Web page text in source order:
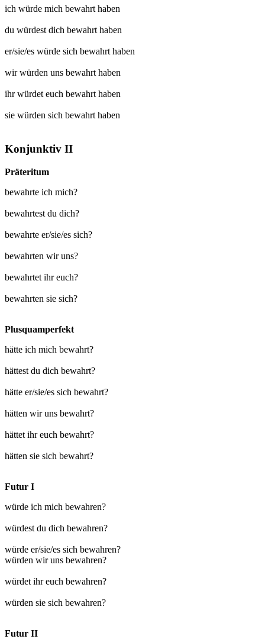
ich würde mich bewahrthaben
du würdest dich bewahrthaben
er/sie/es würde sich bewahrthaben
wir würden uns bewahrthaben
ihr würdet euch bewahrthaben
sie würden sich bewahrthaben
Konjunktiv II
Präteritum
bewahrte ich mich?
bewahrtest du dich?
bewahrte er/sie/es sich?
bewahrten wir uns?
bewahrtet ihr euch?
bewahrten sie sich?
Plusquamperfekt
hätte ich mich bewahrt?
hättest du dich bewahrt?
hätte er/sie/es sich bewahrt?
hätten wir uns bewahrt?
hättet ihr euch bewahrt?
hätten sie sich bewahrt?
Futur I
würde ich mich bewahren?
würdest du dich bewahren?
würde er/sie/es sich bewahren?
würden wir uns bewahren?
würdet ihr euch bewahren?
würden sie sich bewahren?
Futur II